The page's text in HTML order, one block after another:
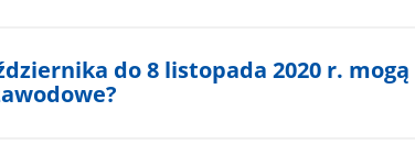
do 8 listopada 2020 r. mogą